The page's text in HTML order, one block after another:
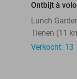
Ontbijt à
Lunch
Tienen (11
Verkocht: 13